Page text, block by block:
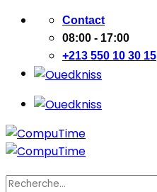
Passer
contenu
Contact
08:00 - 17:00
+213 550 10 30 15
Recherche